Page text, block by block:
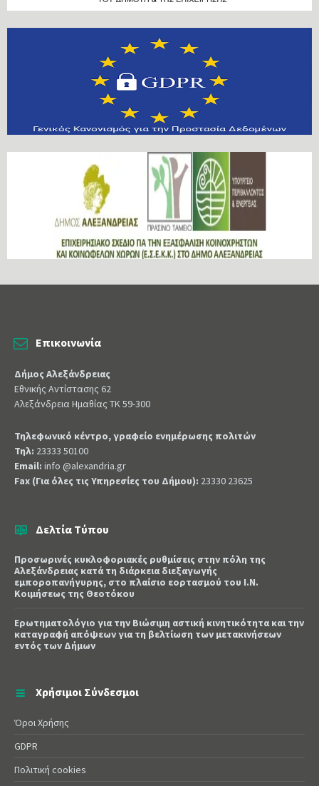
Επικοινωνία
Δήμος Αλεξάνδρειας
Εθνικής Αντίστασης 62
Αλεξάνδρεια Ημαθίας ΤΚ 59-300
Τηλεφωνικό κέντρο, γραφείο ενημέρωσης πολιτών
Τηλ: 23333 50100
Email: info @alexandria.gr
Fax (Για όλες τις Υπηρεσίες του Δήμου): 23330 23625
Δελτία Τύπου
Προσωρινές κυκλοφοριακές ρυθμίσεις στην πόλη της
Αλεξάνδρειας κατά τη διάρκεια διεξαγωγής
εμποροπανήγυρης, στο πλαίσιο εορτασμού του Ι.Ν.
Κοιμήσεως της Θεοτόκου
Ερωτηματολόγιο για την Βιώσιμη αστική κινητικότητα και την
καταγραφή απόψεων για τη βελτίωση των μετακινήσεων
εντός των Δήμων
Χρήσιμοι Σύνδεσμοι
Όροι Χρήσης
GDPR
Πολιτική cookies